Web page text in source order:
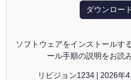
ダウンロー
ソフトウェアをインストールす
ール手順の説明 をお読
リビジョン1234 | 2026年